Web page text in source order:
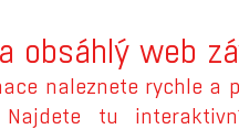
obsáhlý web
naleznete rychle a
Najdete tu